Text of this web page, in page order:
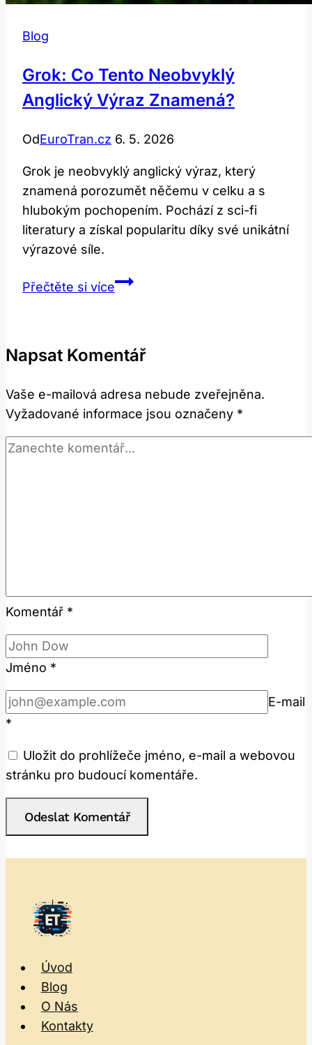
Blog
Grok: Co Tento Neobvyklý
Anglický Výraz Znamená?
OdEuroTran.cz 6. 5. 2026
Grok je neobvyklý anglický výraz, který
znamená porozumět něčemu v celku a s
hlubokým pochopením. Pochází z sci-fi
literatury a získal popularitu díky své unikátní
výrazové síle.
Přečtěte si víceGrok:
Anglický
Znamená?
Napsat Komentář
Vaše e-mailová adresa nebude zveřejněna.
Vyžadované informace jsou označeny *
Komentář *
Jméno *
E-mail
*
Uložit do prohlížeče jméno, e-mail a webovou
stránku pro budoucí komentáře.
Úvod
Blog
O Nás
Kontakty